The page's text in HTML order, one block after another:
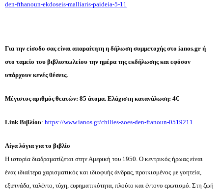
den-fthanoun-ekdoseis-malliaris-paideia-5-11
Για την είσοδο σας είναι απαραίτητη η δήλωση συμμετοχής στο ianos.gr ή
στο ταμείο του βιβλιοπωλείου την ημέρα της εκδήλωσης και εφόσον
υπάρχουν κενές θέσεις.
Μέγιστος αριθμός θεατών: 85 άτομα. Ελάχιστη κατανάλωση: 4€
Link Βιβλίου: https://www.ianos.gr/chilies-zoes-den-ftanoun-0519211
Λίγα λόγια για το βιβλίο
Η ιστορία διαδραματίζεται στην Αμερική του 1950. Ο κεντρικός ήρωας είναι
ένας ιδιαίτερα χαρισματικός και ιδιοφυής άνδρας, προικισμένος με γοητεία,
εξυπνάδα, ταλέντο, τύχη, ευρηματικότητα, πλούτο και έντονο ερωτισμό. Στη ζωή